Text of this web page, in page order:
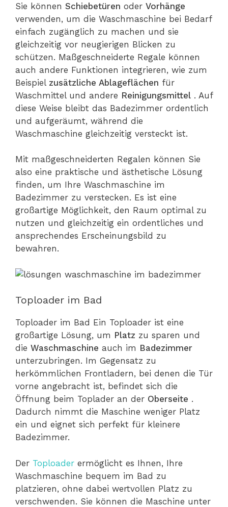
Sie können Schiebetüren oder Vorhänge
verwenden, um die Waschmaschine bei Bedarf
einfach zugänglich zu machen und sie
gleichzeitig vor neugierigen Blicken zu
schützen. Maßgeschneiderte Regale können
auch andere Funktionen integrieren, wie zum
Beispiel zusätzliche Ablageflächen für
Waschmittel und andere Reinigungsmittel . Auf
diese Weise bleibt das Badezimmer ordentlich
und aufgeräumt, während die
Waschmaschine gleichzeitig versteckt ist.
Mit maßgeschneiderten Regalen können Sie
also eine praktische und ästhetische Lösung
finden, um Ihre Waschmaschine im
Badezimmer zu verstecken. Es ist eine
großartige Möglichkeit, den Raum optimal zu
nutzen und gleichzeitig ein ordentliches und
ansprechendes Erscheinungsbild zu
bewahren.
Toploader im Bad
Toploader im Bad Ein Toploader ist eine
großartige Lösung, um Platz zu sparen und
die Waschmaschine auch im Badezimmer
unterzubringen. Im Gegensatz zu
herkömmlichen Frontladern, bei denen die Tür
vorne angebracht ist, befindet sich die
Öffnung beim Toplader an der Oberseite .
Dadurch nimmt die Maschine weniger Platz
ein und eignet sich perfekt für kleinere
Badezimmer.
Der Toploader ermöglicht es Ihnen, Ihre
Waschmaschine bequem im Bad zu
platzieren, ohne dabei wertvollen Platz zu
verschwenden. Sie können die Maschine unter